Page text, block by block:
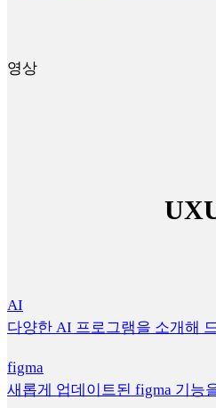
영상
AI
다양한 AI 프로그램을 소개해
figma
새롭게 업데이트된 figma 기능